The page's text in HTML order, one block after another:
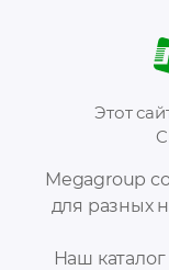
Megagroup
для разных
Наш каталог
Этот